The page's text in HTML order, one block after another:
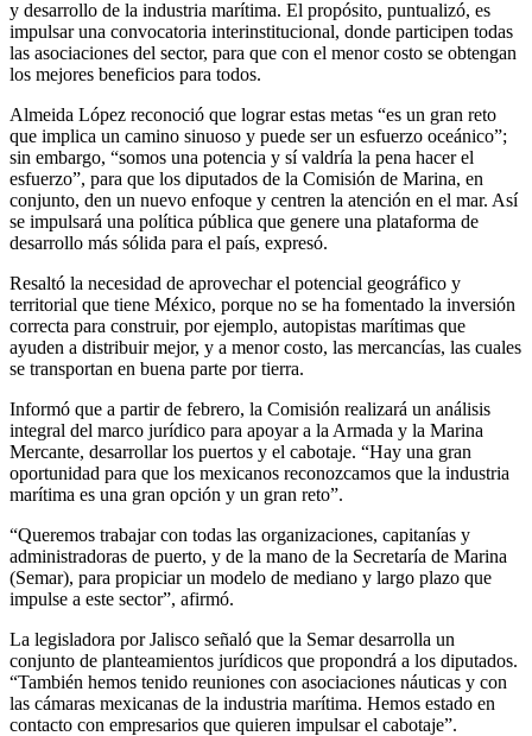
y desarrollo de la industria marítima. El propósito, puntualizó, es
impulsar una convocatoria interinstitucional, donde participen todas
las asociaciones del sector, para que con el menor costo se obtengan
los mejores beneficios para todos.
Almeida López reconoció que lograr estas metas “es un gran reto
que implica un camino sinuoso y puede ser un esfuerzo oceánico”;
sin embargo, “somos una potencia y sí valdría la pena hacer el
esfuerzo”, para que los diputados de la Comisión de Marina, en
conjunto, den un nuevo enfoque y centren la atención en el mar. Así
se impulsará una política pública que genere una plataforma de
desarrollo más sólida para el país, expresó.
Resaltó la necesidad de aprovechar el potencial geográfico y
territorial que tiene México, porque no se ha fomentado la inversión
correcta para construir, por ejemplo, autopistas marítimas que
ayuden a distribuir mejor, y a menor costo, las mercancías, las cuales
se transportan en buena parte por tierra.
Informó que a partir de febrero, la Comisión realizará un análisis
integral del marco jurídico para apoyar a la Armada y la Marina
Mercante, desarrollar los puertos y el cabotaje. “Hay una gran
oportunidad para que los mexicanos reconozcamos que la industria
marítima es una gran opción y un gran reto”.
“Queremos trabajar con todas las organizaciones, capitanías y
administradoras de puerto, y de la mano de la Secretaría de Marina
(Semar), para propiciar un modelo de mediano y largo plazo que
impulse a este sector”, afirmó.
La legisladora por Jalisco señaló que la Semar desarrolla un
conjunto de planteamientos jurídicos que propondrá a los diputados.
“También hemos tenido reuniones con asociaciones náuticas y con
las cámaras mexicanas de la industria marítima. Hemos estado en
contacto con empresarios que quieren impulsar el cabotaje”.